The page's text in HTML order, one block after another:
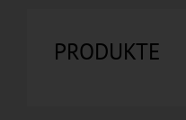
PRODUKTE